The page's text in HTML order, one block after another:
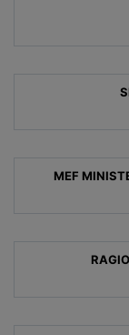
MEF